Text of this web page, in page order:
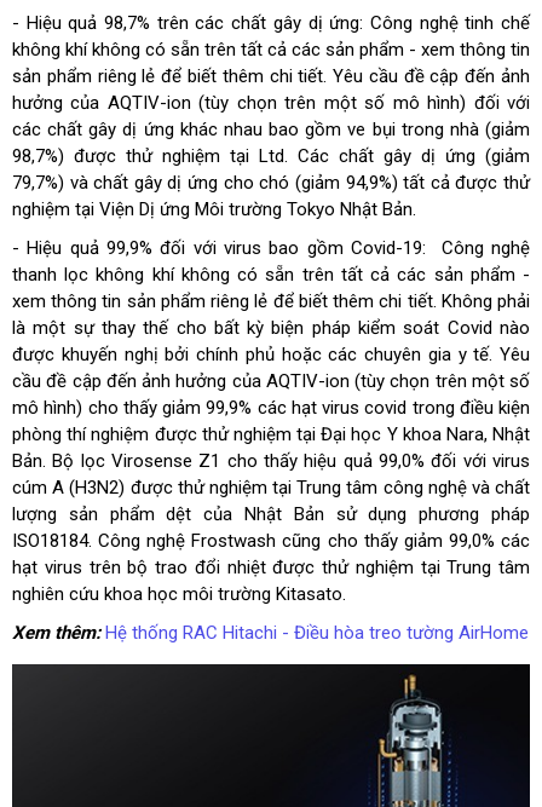
- Hiệu quả 98,7% trên các chất gây dị ứng: Công nghệ tinh chế
không khí không có sẵn trên tất cả các sản phẩm - xem thông tin
sản phẩm riêng lẻ để biết thêm chi tiết. Yêu cầu đề cập đến ảnh
hưởng của AQTIV-ion (tùy chọn trên một số mô hình) đối với
các chất gây dị ứng khác nhau bao gồm ve bụi trong nhà (giảm
98,7%) được thử nghiệm tại Ltd. Các chất gây dị ứng (giảm
79,7%) và chất gây dị ứng cho chó (giảm 94,9%) tất cả được thử
nghiệm tại Viện Dị ứng Môi trường Tokyo Nhật Bản.
- Hiệu quả 99,9% đối với virus bao gồm Covid-19: Công nghệ
thanh lọc không khí không có sẵn trên tất cả các sản phẩm -
xem thông tin sản phẩm riêng lẻ để biết thêm chi tiết. Không phải
là một sự thay thế cho bất kỳ biện pháp kiểm soát Covid nào
được khuyến nghị bởi chính phủ hoặc các chuyên gia y tế. Yêu
cầu đề cập đến ảnh hưởng của AQTIV-ion (tùy chọn trên một số
mô hình) cho thấy giảm 99,9% các hạt virus covid trong điều kiện
phòng thí nghiệm được thử nghiệm tại Đại học Y khoa Nara, Nhật
Bản. Bộ lọc Virosense Z1 cho thấy hiệu quả 99,0% đối với virus
cúm A (H3N2) được thử nghiệm tại Trung tâm công nghệ và chất
lượng sản phẩm dệt của Nhật Bản sử dụng phương pháp
ISO18184. Công nghệ Frostwash cũng cho thấy giảm 99,0% các
hạt virus trên bộ trao đổi nhiệt được thử nghiệm tại Trung tâm
nghiên cứu khoa học môi trường Kitasato.
Xem thêm: Hệ thống RAC Hitachi - Điều hòa treo tường AirHome